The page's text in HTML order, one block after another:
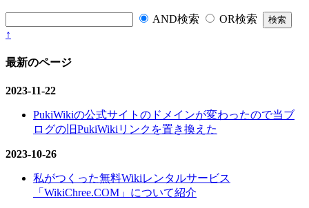
AND検索
OR検索
↑
最新のページ
2023-11-22
PukiWikiの公式サイトのドメインが変わったので当ブ
ログの旧PukiWikiリンクを置き換えた
2023-10-26
私がつくった無料Wikiレンタルサービス
「WikiChree.COM」について紹介